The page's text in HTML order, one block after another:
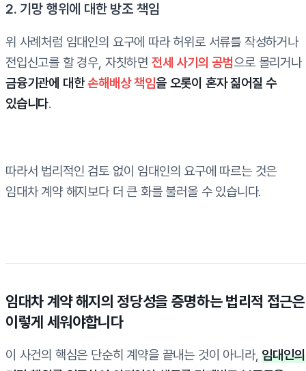
2. 기망 행위에 대한 방조 책임
위 사례처럼 임대인의 요구에 따라 허위로 서류를 작성하거나
전입신고를 할 경우, 자칫하면 전세 사기의 공범으로 몰리거나
금융기관에 대한손해배상 책임을 오롯이 혼자 짊어질 수
있습니다.
따라서 법리적인 검토 없이 임대인의 요구에 따르는 것은
임대차 계약 해지보다 더 큰 화를 불러올 수 있습니다.
임대차 계약 해지의 정당성을 증명하는 법리적 접근은
이렇게 세워야합니다
이 사건의 핵심은 단순히 계약을 끝내는 것이 아니라,임대인의